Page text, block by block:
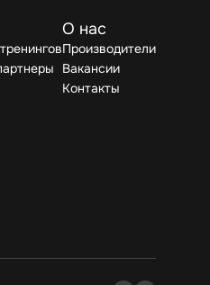
О нас
Производители
Вакансии
Контакты